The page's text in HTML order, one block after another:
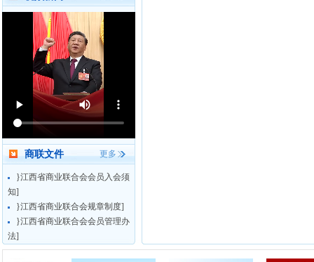
更多
商联文件
}江西省商业联合会会员入会须
知]
}江西省商业联合会规章制度]
}江西省商业联合会会员管理办
法]